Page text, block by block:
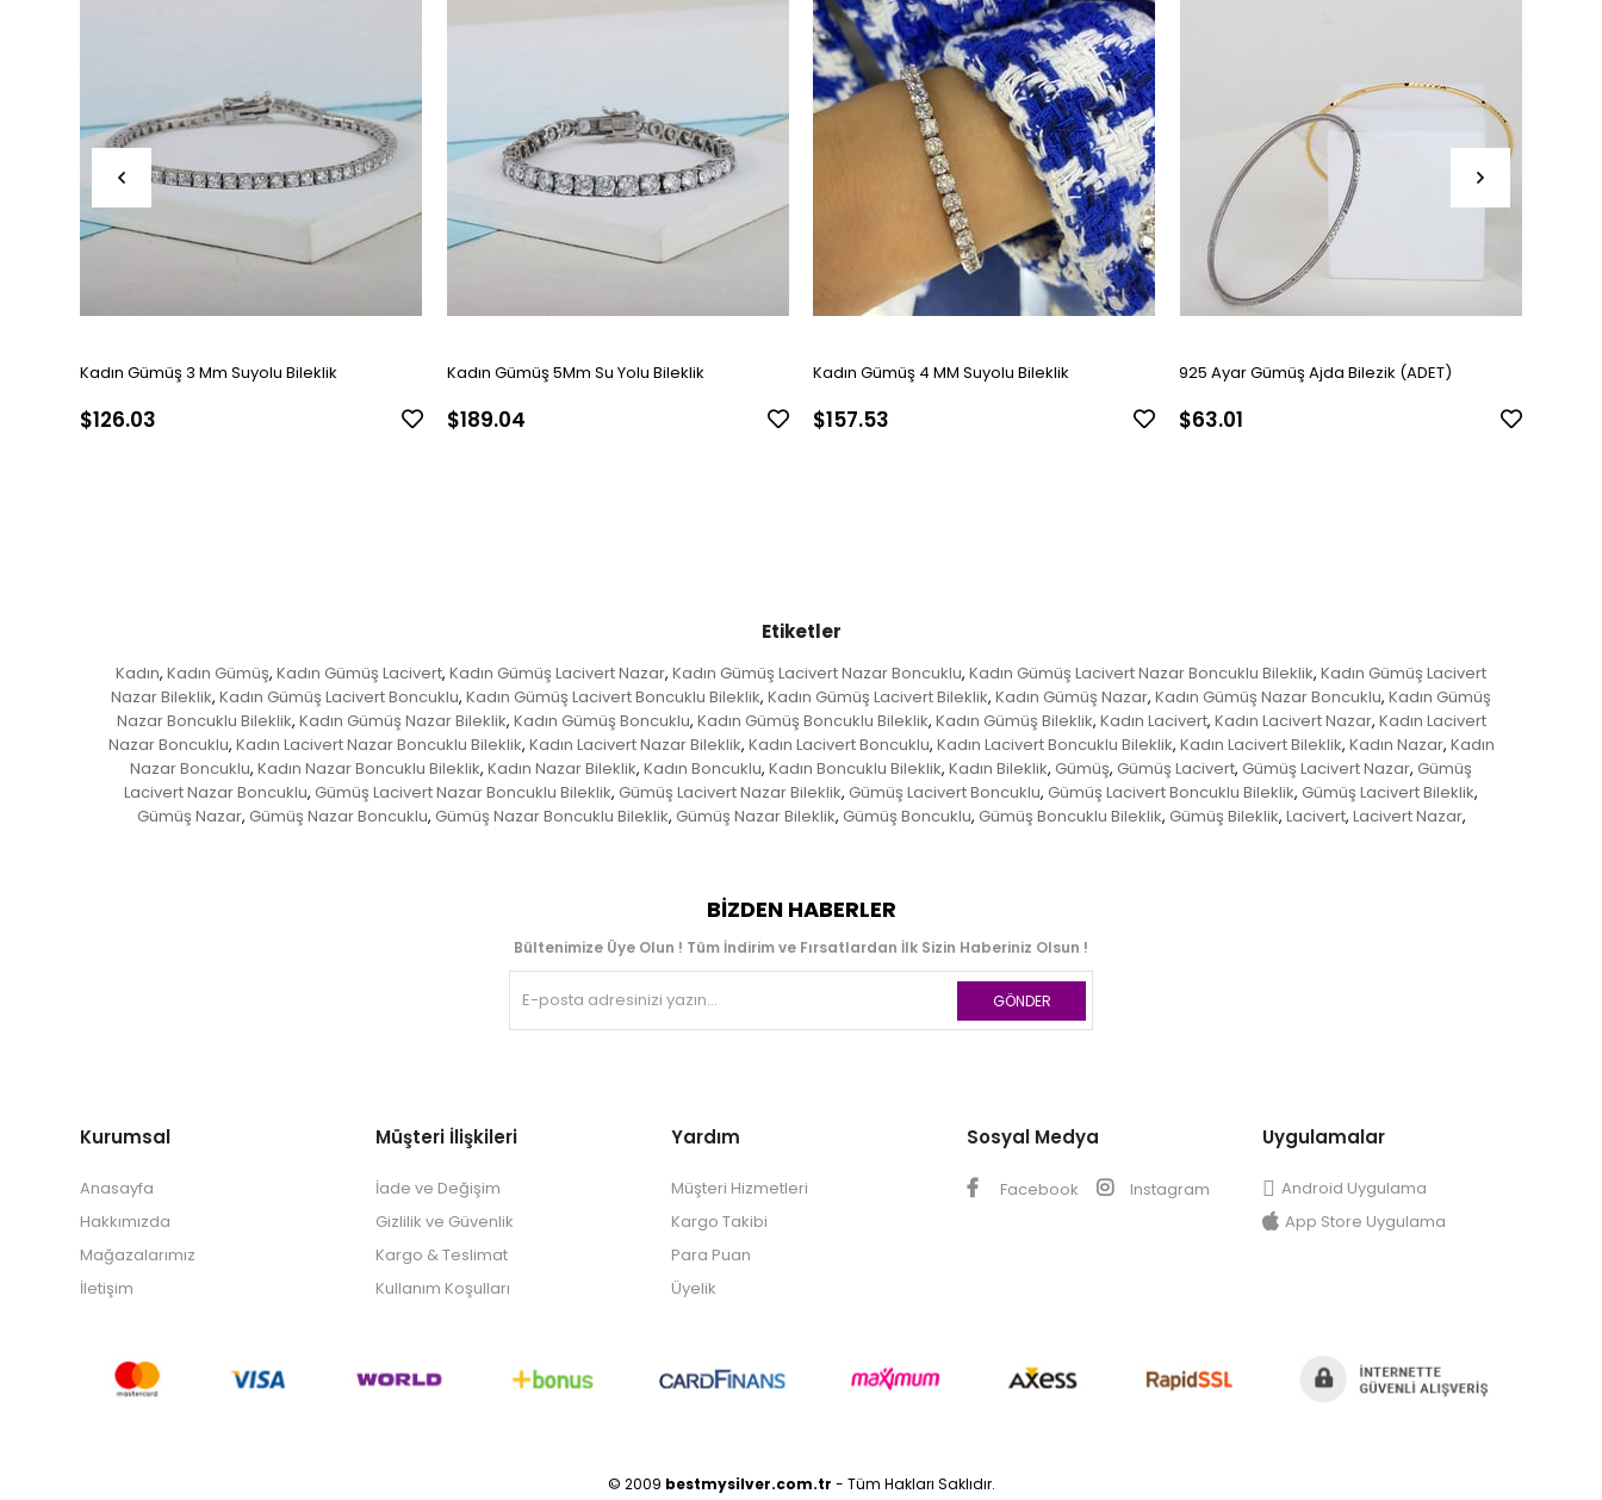
Kadın Gümüş 3 Mm Suyolu Bileklik
$126.03
Kadın Gümüş 5Mm Su Yolu Bileklik
$189.04
Kadın Gümüş 4 MM Suyolu Bileklik
$157.53
925 Ayar Gümüş Ajda Bilezik (ADET)
$63.01
Etiketler
Kadın, Kadın Gümüş, Kadın Gümüş Lacivert, Kadın Gümüş Lacivert Nazar, Kadın Gümüş Lacivert Nazar Boncuklu, Kadın Gümüş Lacivert Nazar Boncuklu Bileklik, Kadın Gümüş Lacivert
Nazar Bileklik, Kadın Gümüş Lacivert Boncuklu, Kadın Gümüş Lacivert Boncuklu Bileklik, Kadın Gümüş Lacivert Bileklik, Kadın Gümüş Nazar, Kadın Gümüş Nazar Boncuklu, Kadın Gümüş
Nazar Boncuklu Bileklik, Kadın Gümüş Nazar Bileklik, Kadın Gümüş Boncuklu, Kadın Gümüş Boncuklu Bileklik, Kadın Gümüş Bileklik, Kadın Lacivert, Kadın Lacivert Nazar, Kadın Lacivert
Nazar Boncuklu, Kadın Lacivert Nazar Boncuklu Bileklik, Kadın Lacivert Nazar Bileklik, Kadın Lacivert Boncuklu, Kadın Lacivert Boncuklu Bileklik, Kadın Lacivert Bileklik, Kadın Nazar, Kadın
Nazar Boncuklu, Kadın Nazar Boncuklu Bileklik, Kadın Nazar Bileklik, Kadın Boncuklu, Kadın Boncuklu Bileklik, Kadın Bileklik, Gümüş, Gümüş Lacivert, Gümüş Lacivert Nazar, Gümüş
Lacivert Nazar Boncuklu, Gümüş Lacivert Nazar Boncuklu Bileklik, Gümüş Lacivert Nazar Bileklik, Gümüş Lacivert Boncuklu, Gümüş Lacivert Boncuklu Bileklik, Gümüş Lacivert Bileklik,
Gümüş Nazar, Gümüş Nazar Boncuklu, Gümüş Nazar Boncuklu Bileklik, Gümüş Nazar Bileklik, Gümüş Boncuklu, Gümüş Boncuklu Bileklik, Gümüş Bileklik, Lacivert, Lacivert Nazar,
BIZDEN HABERLER
Bültenimize Üye Olun ! Tüm İndirim ve Fırsatlardan İlk Sizin Haberiniz Olsun !
GÖNDER
Kurumsal
Anasayfa
Hakkımızda
Mağazalarımız
İletişim
Müşteri İlişkileri
İade ve Değişim
Gizlilik ve Güvenlik
Kargo & Teslimat
Kullanım Koşulları
Yardım
Müşteri Hizmetleri
Kargo Takibi
Para Puan
Üyelik
Sosyal Medya
Facebook Instagram
Uygulamalar
Android Uygulama
App Store Uygulama
© 2009 bestmysilver.com.tr - Tüm Hakları Saklıdır.